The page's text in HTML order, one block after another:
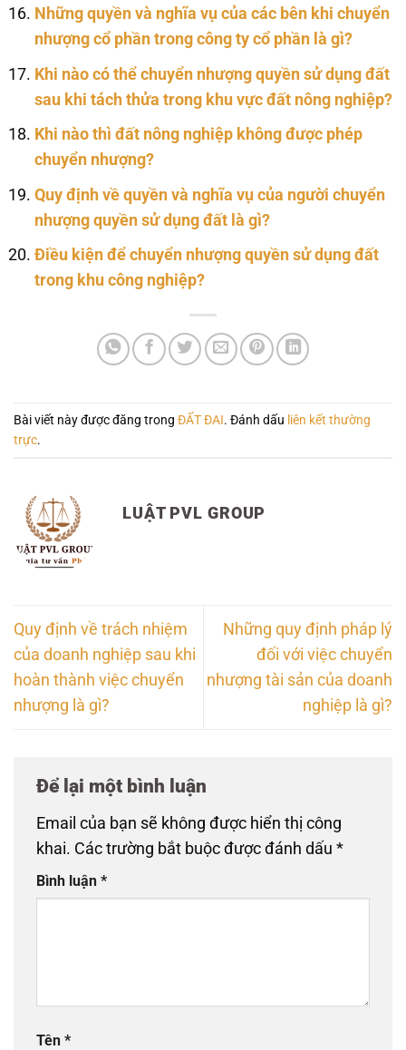
Những quyền và nghĩa vụ của các bên khi chuyển
nhượng cổ phần trong công ty cổ phần là gì?
Khi nào có thể chuyển nhượng quyền sử dụng đất
sau khi tách thửa trong khu vực đất nông nghiệp?
Khi nào thì đất nông nghiệp không được phép
chuyển nhượng?
Quy định về quyền và nghĩa vụ của người chuyển
nhượng quyền sử dụng đất là gì?
Điều kiện để chuyển nhượng quyền sử dụng đất
trong khu công nghiệp?
Bài viết này được đăng trong ĐẤT ĐAI. Đánh dấu liên kết thường
trực.
LUẬT PVL GROUP
Quy định về trách nhiệm
của doanh nghiệp sau khi
hoàn thành việc chuyển
nhượng là gì?
Những quy định pháp lý
đối với việc chuyển
nhượng tài sản của doanh
nghiệp là gì?
Để lại một bình luận
Email của bạn sẽ không được hiển thị công
khai. Các trường bắt buộc được đánh dấu *
Bình luận *
Tên *